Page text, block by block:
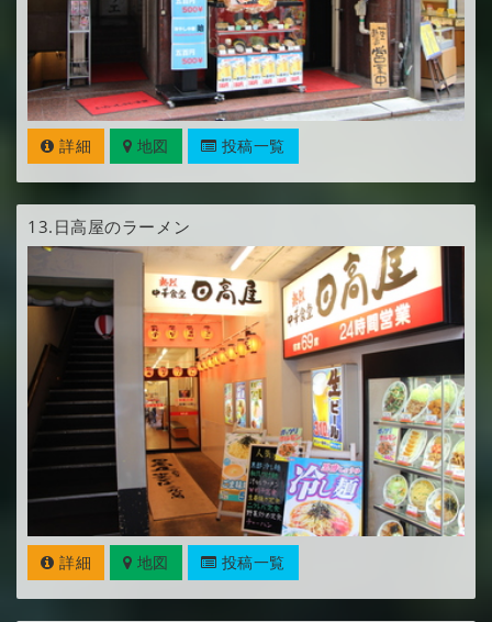
詳細 地図 投稿一覧
13. 日高屋のラーメン
詳細 地図 投稿一覧